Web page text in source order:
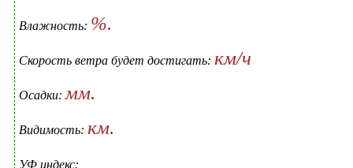
Влажность: %.
Скорость ветра будет достигать: км/ч
Осадки:мм.
Видимость: км.
УФ индекс: